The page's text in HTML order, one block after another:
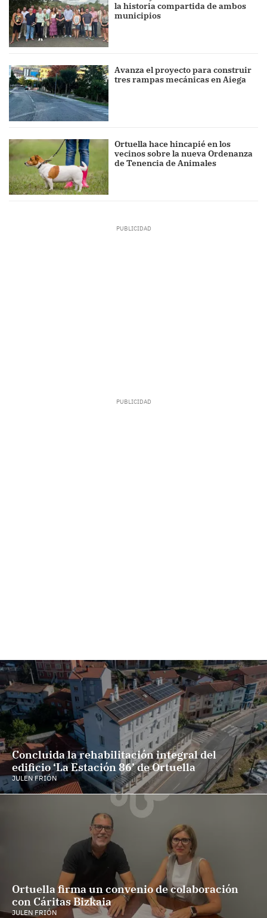
la historia compartida de ambos
municipios
Avanza el proyecto para construir
tres rampas mecánicas en Aiega
Ortuella hace hincapié en los
vecinos sobre la nueva Ordenanza
de Tenencia de Animales
Concluida la rehabilitación integral del
edificio ‘La Estación 86’ de Ortuella
JULEN FRIÓN
Ortuella firma un convenio de colaboración
con Cáritas Bizkaia
JULEN FRIÓN